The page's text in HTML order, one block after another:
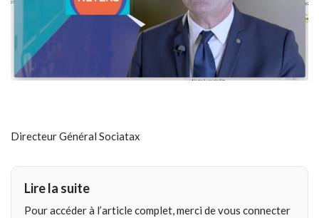
Directeur Général Sociatax
Lire la suite
Pour accéder à l’article complet, merci de vous connecter